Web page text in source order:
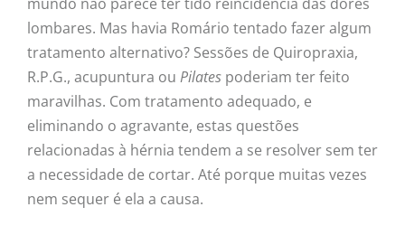
lombares. Mas havia Romário tentado fazer algum
tratamento alternativo? Sessões de Quiropraxia,
R.P.G., acupuntura ou Pilates poderiam ter feito
maravilhas. Com tratamento adequado, e
eliminando o agravante, estas questões
relacionadas à hérnia tendem a se resolver sem ter
a necessidade de cortar. Até porque muitas vezes
nem sequer é ela a causa.